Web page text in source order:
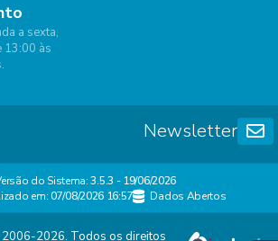
a sexta,
13:00 às
Newsletter
do Sistema:3.5.3 - 19/06/2026
em:07/08/2026 16:57 Dados Abertos
2026. Todos os direitos